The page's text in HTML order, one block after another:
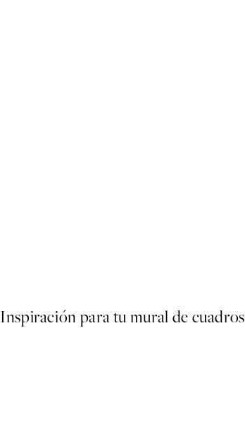
Inspiración para tu mural de cuadros